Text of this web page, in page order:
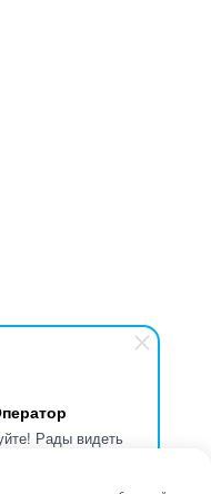
Рады видеть